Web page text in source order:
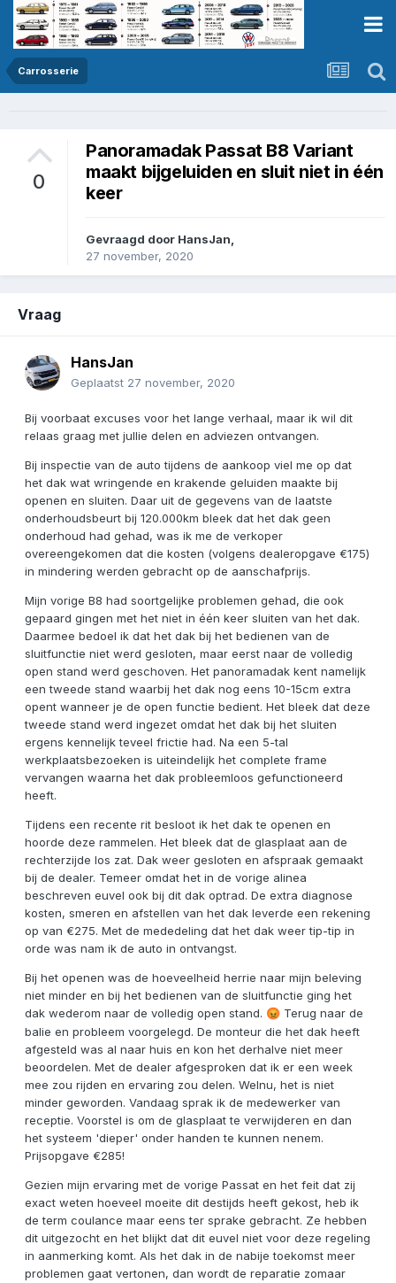
Carrosserie
0
Panoramadak Passat B8 Variant
maakt bijgeluiden en sluit niet in één
keer
Gevraagd door HansJan,
27 november, 2020
Vraag
HansJan
Geplaatst 27 november, 2020
Bij voorbaat excuses voor het lange verhaal, maar ik wil dit
relaas graag met jullie delen en adviezen ontvangen.
Bij inspectie van de auto tijdens de aankoop viel me op dat
het dak wat wringende en krakende geluiden maakte bij
openen en sluiten. Daar uit de gegevens van de laatste
onderhoudsbeurt bij 120.000km bleek dat het dak geen
onderhoud had gehad, was ik me de verkoper
overeengekomen dat die kosten (volgens dealeropgave €175)
in mindering werden gebracht op de aanschafprijs.
Mijn vorige B8 had soortgelijke problemen gehad, die ook
gepaard gingen met het niet in één keer sluiten van het dak.
Daarmee bedoel ik dat het dak bij het bedienen van de
sluitfunctie niet werd gesloten, maar eerst naar de volledig
open stand werd geschoven. Het panoramadak kent namelijk
een tweede stand waarbij het dak nog eens 10-15cm extra
opent wanneer je de open functie bedient. Het bleek dat deze
tweede stand werd ingezet omdat het dak bij het sluiten
ergens kennelijk teveel frictie had. Na een 5-tal
werkplaatsbezoeken is uiteindelijk het complete frame
vervangen waarna het dak probleemloos gefunctioneerd
heeft.
Tijdens een recente rit besloot ik het dak te openen en
hoorde deze rammelen. Het bleek dat de glasplaat aan de
rechterzijde los zat. Dak weer gesloten en afspraak gemaakt
bij de dealer. Temeer omdat het in de vorige alinea
beschreven euvel ook bij dit dak optrad. De extra diagnose
kosten, smeren en afstellen van het dak leverde een rekening
op van €275. Met de mededeling dat het dak weer tip-tip in
orde was nam ik de auto in ontvangst.
Bij het openen was de hoeveelheid herrie naar mijn beleving
niet minder en bij het bedienen van de sluitfunctie ging het
dak wederom naar de volledig open stand. 😡 Terug naar de
balie en probleem voorgelegd. De monteur die het dak heeft
afgesteld was al naar huis en kon het derhalve niet meer
beoordelen. Met de dealer afgesproken dat ik er een week
mee zou rijden en ervaring zou delen. Welnu, het is niet
minder geworden. Vandaag sprak ik de medewerker van
receptie. Voorstel is om de glasplaat te verwijderen en dan
het systeem 'dieper' onder handen te kunnen nenem.
Prijsopgave €285!
Gezien mijn ervaring met de vorige Passat en het feit dat zij
exact weten hoeveel moeite dit destijds heeft gekost, heb ik
de term coulance maar eens ter sprake gebracht. Ze hebben
dit uitgezocht en het blijkt dat dit euvel niet voor deze regeling
in aanmerking komt. Als het dak in de nabije toekomst meer
problemen gaat vertonen, dan wordt de reparatie zomaar